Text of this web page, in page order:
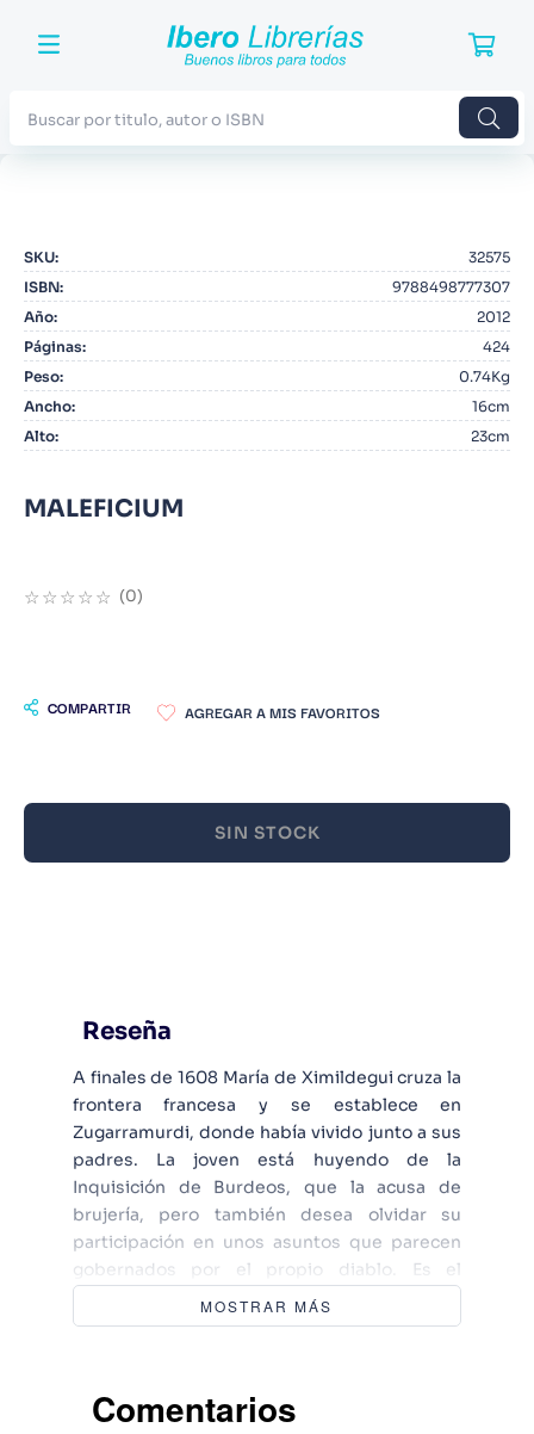
SKU:
32575
ISBN:
9788498777307
Año:
2012
Páginas:
424
Peso:
0.74Kg
Ancho:
16cm
Alto: 23cm
MALEFICIUM
☆☆☆☆☆ (0)
COMPARTIR
SIN STOCK
Reseña
A finales de 1608 María de Ximildegui cruza la
frontera francesa y se establece en
Zugarramurdi, donde había vivido junto a sus
padres. La joven está huyendo de la
Inquisición de Burdeos, que la acusa de
brujería, pero también desea olvidar su
participación en unos asuntos que parecen
gobernados por el propio diablo. Es el
primero de una serie de acontecimientos que
desembocarán en el más famoso proceso
contra las brujas de Zugarramurdi.
MOSTRAR MÁS
Comentarios
2. Blue Lock
3.
4. Odisea
5. Manga
6.
8 . Noches Blancas
10. Infantil